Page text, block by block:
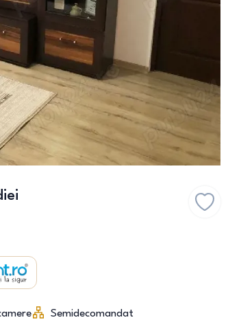
Semidecomandat